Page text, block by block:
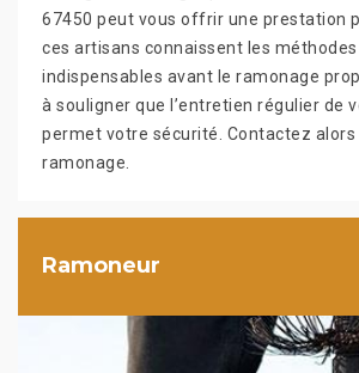
67450 peut vous offrir une prestation
ces artisans connaissent les
indispensables avant le ramonage
à souligner que l’entretien régulier de
permet votre sécurité. Contactez alors
ramonage.
Ramoneur